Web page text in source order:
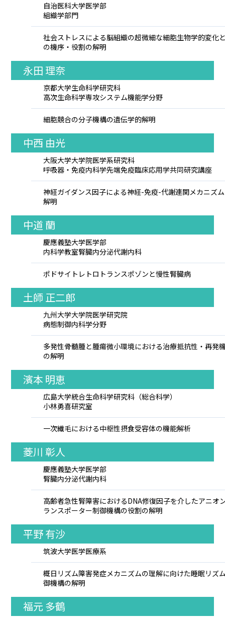
自治医科大学医学部
組織学部門
社会ストレスによる脳組織の超微細な細胞生物学的変化
の機序・役割の解明
永田 理奈
京都大学生命科学研究科
高次生命科学専攻システム機能学分野
細胞競合の分子機構の遺伝学的解明
中西 由光
大阪大学大学院医学系研究科
呼吸器・免疫内科学先端免疫臨床応用学共同研究講座
神経ガイダンス因子による神経-免疫-代謝連関メカニズ
解明
中道 蘭
慶應義塾大学医学部
内科学教室腎臓内分泌代謝内科
ポドサイトレトロトランスポゾンと慢性腎臓病
土師 正二郎
九州大学大学院医学研究院
病態制御内科学分野
多発性骨髄腫と腫瘍微小環境における治療抵抗性・再発
の解明
濱本 明恵
広島大学統合生命科学研究科（総合科学）
小林勇喜研究室
一次繊毛における中枢性摂食受容体の機能解析
菱川 彰人
慶應義塾大学医学部
腎臓内分泌代謝内科
高齢者急性腎障害におけるDNA修復因子を介したアニオ
ランスポーター制御機構の役割の解明
平野 有沙
筑波大学医学医療系
概日リズム障害発症メカニズムの理解に向けた睡眠リズ
御機構の解明
福元 多鶴